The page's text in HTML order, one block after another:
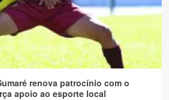
renova patrocínio com o
apoio ao esporte local